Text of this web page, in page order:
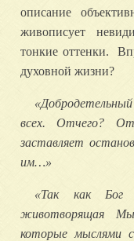
описание
живописует
тонкие оттенки.
духовной жизни?
«Добродетельный
всех.Отчего?
заставляет
им…»
«Так как Бог
животворящая
которые мыслями